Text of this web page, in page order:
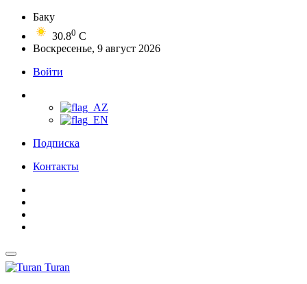
Баку
30.80 C
Воскресенье, 9 август 2026
Войти
Подписка
Контакты
Turan